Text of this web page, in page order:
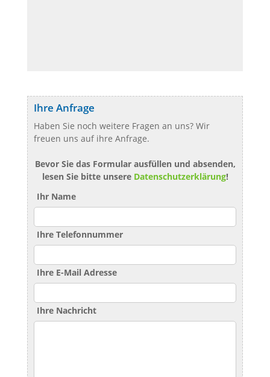
Ihre Anfrage
Haben Sie noch weitere Fragen an uns? Wir
freuen uns auf ihre Anfrage.
Bevor Sie das Formular ausfüllen und absenden,
lesen Sie bitte unsere Datenschutzerklärung!
Ihr Name
Ihre Telefonnummer
Ihre E-Mail Adresse
Ihre Nachricht